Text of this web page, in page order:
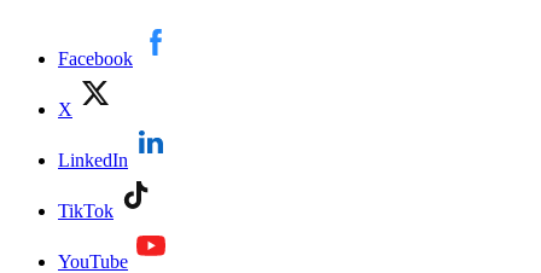
Facebook
X
LinkedIn
TikTok
YouTube